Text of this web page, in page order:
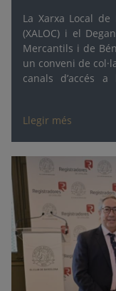
La Xarxa Local
(XALOC) i el
Mercantils i de
un conveni de
canals d’accés
dels ajuntaments
Llegir més